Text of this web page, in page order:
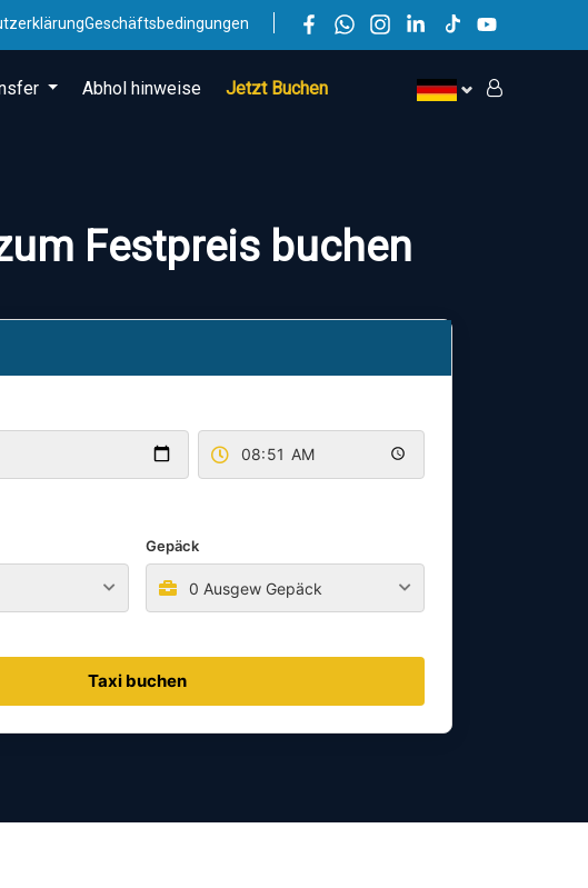
Geschäftsbedingungen
Abhol hinweise Jetzt Buchen
Festpreis buchen
Gepäck
0 Ausgew Gepäck
Taxi buchen